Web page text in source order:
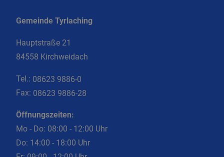
Gemeinde Tyrlaching
Hauptstraße 21
84558 Kirchweidach
Tel.: 08623 9886-0
Fax: 08623 9886-28
Öffnungszeiten:
Mo - Do: 08:00 - 12:00 Uhr
Do: 14:00 - 18:00 Uhr